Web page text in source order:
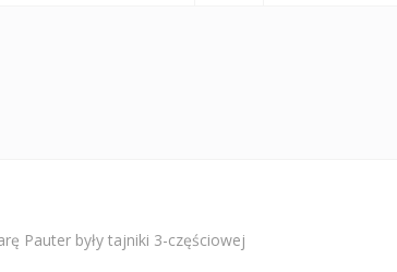
Pauter były tajniki 3-częściowej